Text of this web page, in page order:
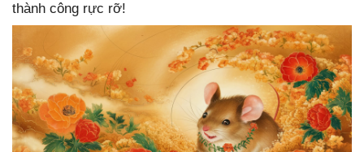
thành công rực rỡ!